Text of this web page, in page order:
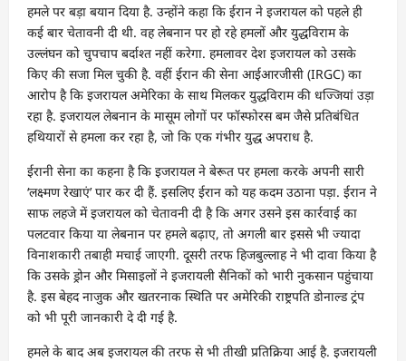
हमले पर बड़ा बयान दिया है. उन्होंने कहा कि ईरान ने इजरायल को पहले ही
कई बार चेतावनी दी थी. वह लेबनान पर हो रहे हमलों और युद्धविराम के
उल्लंघन को चुपचाप बर्दाश्त नहीं करेगा. हमलावर देश इजरायल को उसके
किए की सजा मिल चुकी है. वहीं ईरान की सेना आईआरजीसी (IRGC) का
आरोप है कि इजरायल अमेरिका के साथ मिलकर युद्धविराम की धज्जियां उड़ा
रहा है. इजरायल लेबनान के मासूम लोगों पर फॉस्फोरस बम जैसे प्रतिबंधित
हथियारों से हमला कर रहा है, जो कि एक गंभीर युद्ध अपराध है.
ईरानी सेना का कहना है कि इजरायल ने बेरूत पर हमला करके अपनी सारी
‘लक्ष्मण रेखाएं’ पार कर दी हैं. इसलिए ईरान को यह कदम उठाना पड़ा. ईरान ने
साफ लहजे में इजरायल को चेतावनी दी है कि अगर उसने इस कार्रवाई का
पलटवार किया या लेबनान पर हमले बढ़ाए, तो अगली बार इससे भी ज्यादा
विनाशकारी तबाही मचाई जाएगी. दूसरी तरफ हिजबुल्लाह ने भी दावा किया है
कि उसके ड्रोन और मिसाइलों ने इजरायली सैनिकों को भारी नुकसान पहुंचाया
है. इस बेहद नाजुक और खतरनाक स्थिति पर अमेरिकी राष्ट्रपति डोनाल्ड ट्रंप
को भी पूरी जानकारी दे दी गई है.
हमले के बाद अब इजरायल की तरफ से भी तीखी प्रतिक्रिया आई है. इजरायली